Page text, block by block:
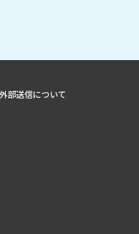
部送信について